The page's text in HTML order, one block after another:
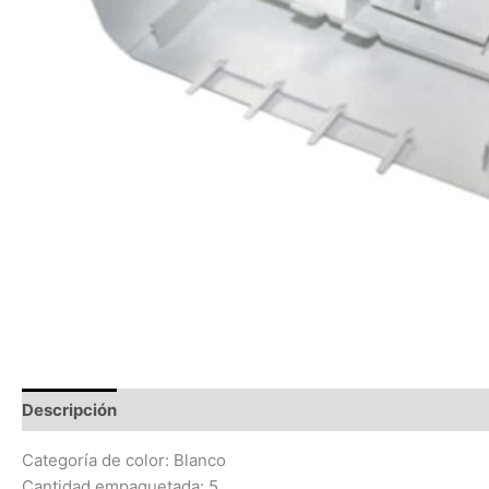
Descripción
Categoría de color: Blanco